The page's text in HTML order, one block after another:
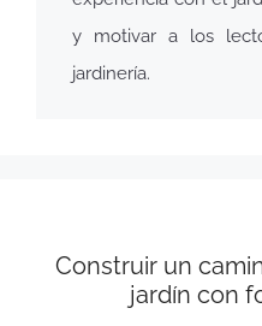
y motivar a los
jardinería.
Construir un
jardín con